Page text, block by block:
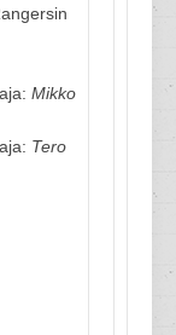
Mikko
Tero